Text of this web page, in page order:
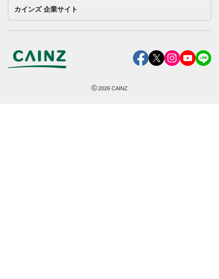
カインズ 企業サイト
©2026 CAINZ